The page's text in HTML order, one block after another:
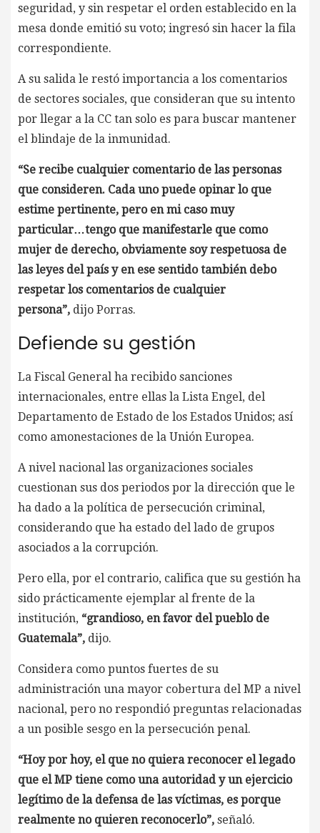
seguridad, y sin respetar el orden establecido en la
mesa donde emitió su voto; ingresó sin hacer la fila
correspondiente.
A su salida le restó importancia a los comentarios
de sectores sociales, que consideran que su intento
por llegar a la CC tan solo es para buscar mantener
el blindaje de la inmunidad.
“Se recibe cualquier comentario de las personas
que consideren. Cada uno puede opinar lo que
estime pertinente, pero en mi caso muy
particular…tengo que manifestarle que como
mujer de derecho, obviamente soy respetuosa de
las leyes del país y en ese sentido también debo
respetar los comentarios de cualquier
persona”, dijo Porras.
Defiende su gestión
La Fiscal General ha recibido sanciones
internacionales, entre ellas la Lista Engel, del
Departamento de Estado de los Estados Unidos; así
como amonestaciones de la Unión Europea.
A nivel nacional las organizaciones sociales
cuestionan sus dos periodos por la dirección que le
ha dado a la política de persecución criminal,
considerando que ha estado del lado de grupos
asociados a la corrupción.
Pero ella, por el contrario, califica que su gestión ha
sido prácticamente ejemplar al frente de la
institución, “grandioso, en favor del pueblo de
Guatemala”, dijo.
Considera como puntos fuertes de su
administración una mayor cobertura del MP a nivel
nacional, pero no respondió preguntas relacionadas
a un posible sesgo en la persecución penal.
“Hoy por hoy, el que no quiera reconocer el legado
que el MP tiene como una autoridad y un ejercicio
legítimo de la defensa de las víctimas, es porque
realmente no quieren reconocerlo”, señaló.